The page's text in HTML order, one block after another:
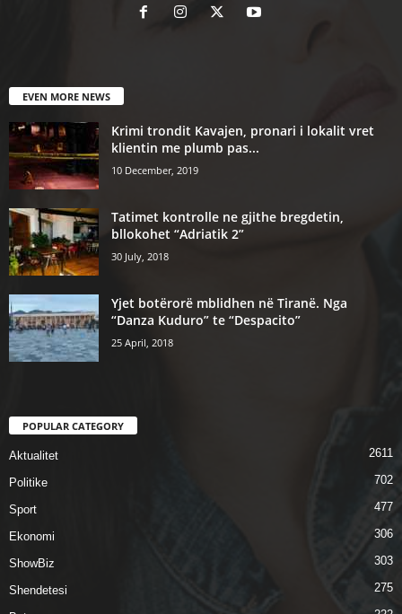
EVEN MORE NEWS
Krimi trondit Kavajen, pronari i lokalit vret
klientin me plumb pas...
10 December, 2019
Tatimet kontrolle ne gjithe bregdetin,
bllokohet “Adriatik 2”
30 July, 2018
Yjet botërorë mblidhen në Tiranë. Nga
“Danza Kuduro” te “Despacito”
25 April, 2018
POPULAR CATEGORY
Aktualitet 2611
Politike 702
Sport 477
Ekonomi 306
ShowBiz 303
Shendetesi 275